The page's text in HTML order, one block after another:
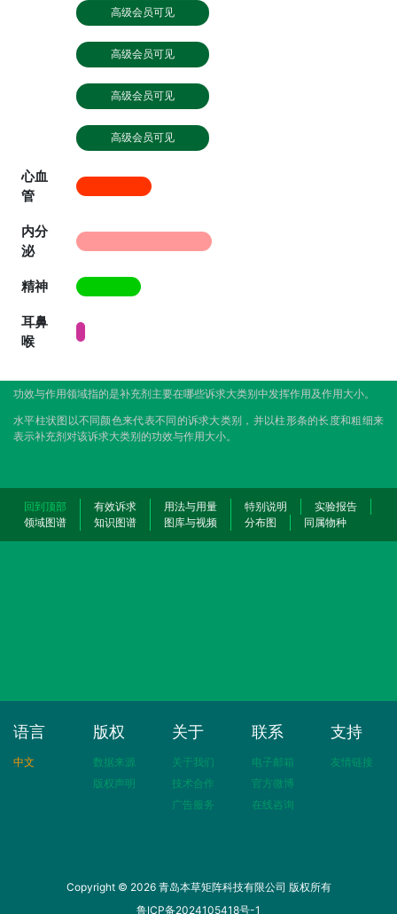
高级会员可见
高级会员可见
高级会员可见
高级会员可见
心血
管
内分
泌
精神
耳鼻
喉
功效与作用领域指的是补充剂主要在哪些诉求大类别中发挥作用及作用大小。
水平柱状图以不同颜色来代表不同的诉求大类别，并以柱形条的长度和粗细来
表示补充剂对该诉求大类别的功效与作用大小。
回到顶部 有效诉求 用法与用量 特别说明
实验报告
领域图谱
知识图谱 图库与视频 分布图 同属物种
语言
中文
版权
数据来源
版权声明
关于
关于我们
技术合作
广告服务
联系
电子邮箱
官方微博
在线咨询
支持
友情链接
Copyright © 2026 青岛本草矩阵科技有限公司 版权所有
鲁ICP备2024105418号-1